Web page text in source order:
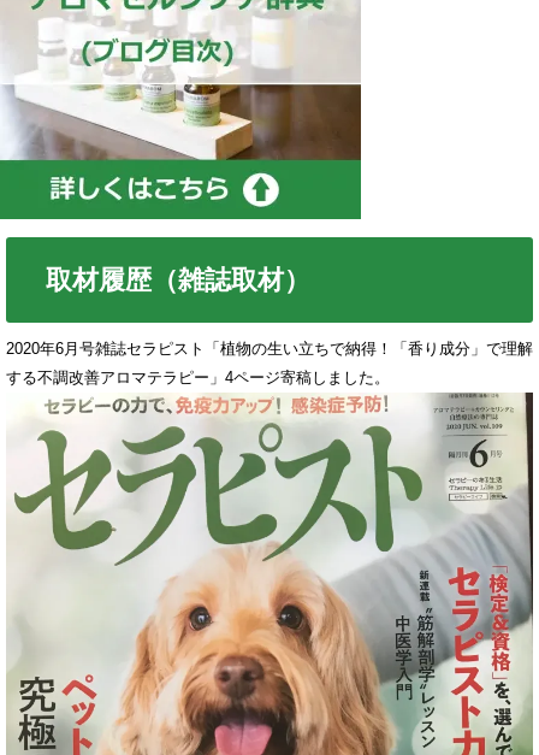
取材履歴（雑誌取材）
2020年6月号雑誌セラピスト「植物の生い立ちで納得！「香り成分」で理解
する不調改善アロマテラピー」4ページ寄稿しました。